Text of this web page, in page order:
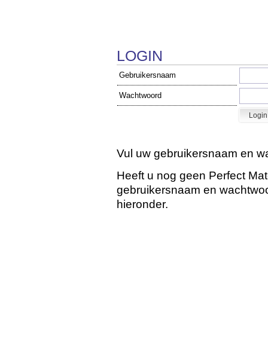
LOGIN
Gebruikersnaam
Wachtwoord
Vul uw gebruikersnaam en
Heeft u nog geen Perfect
gebruikersnaam en
hieronder.